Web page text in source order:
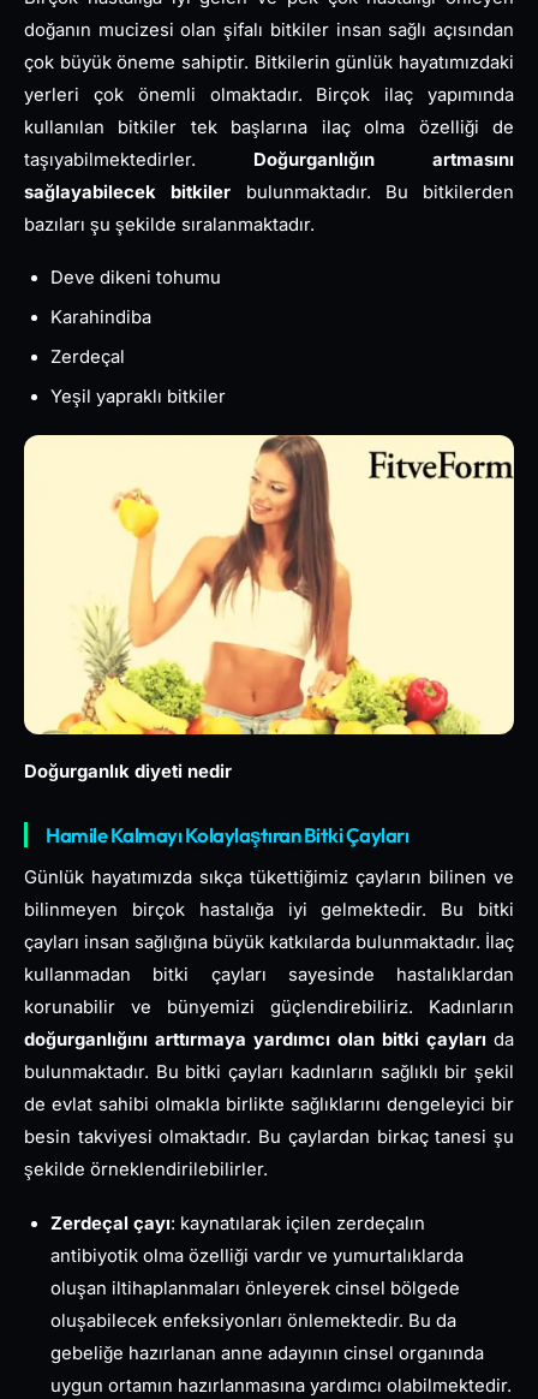
doğanın mucizesi olan şifalı bitkiler insan sağlı açısından
çok büyük öneme sahiptir. Bitkilerin günlük hayatımızdaki
yerleri çok önemli olmaktadır. Birçok ilaç yapımında
kullanılan bitkiler tek başlarına ilaç olma özelliği de
taşıyabilmektedirler. Doğurganlığın artmasını
sağlayabilecek bitkiler bulunmaktadır. Bu bitkilerden
bazıları şu şekilde sıralanmaktadır.
Deve dikeni tohumu
Karahindiba
Zerdeçal
Yeşil yapraklı bitkiler
Doğurganlık diyeti nedir
Hamile Kalmayı Kolaylaştıran Bitki Çayları
Günlük hayatımızda sıkça tükettiğimiz çayların bilinen ve
bilinmeyen birçok hastalığa iyi gelmektedir. Bu bitki
çayları insan sağlığına büyük katkılarda bulunmaktadır. İlaç
kullanmadan bitki çayları sayesinde hastalıklardan
korunabilir ve bünyemizi güçlendirebiliriz. Kadınların
doğurganlığını arttırmaya yardımcı olan bitki çayları da
bulunmaktadır. Bu bitki çayları kadınların sağlıklı bir şekil
de evlat sahibi olmakla birlikte sağlıklarını dengeleyici bir
besin takviyesi olmaktadır. Bu çaylardan birkaç tanesi şu
şekilde örneklendirilebilirler.
Zerdeçal çayı: kaynatılarak içilen zerdeçalın
antibiyotik olma özelliği vardır ve yumurtalıklarda
oluşan iltihaplanmaları önleyerek cinsel bölgede
oluşabilecek enfeksiyonları önlemektedir. Bu da
gebeliğe hazırlanan anne adayının cinsel organında
uygun ortamın hazırlanmasına yardımcı olabilmektedir.